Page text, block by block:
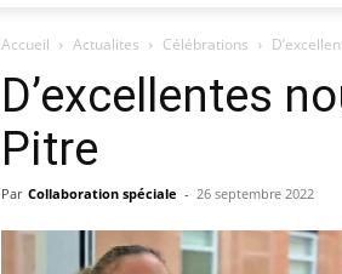
Accueil Actualites Célébrations
D’excellentes
Pitre
Par Collaboration spéciale - 26 septembre 2022